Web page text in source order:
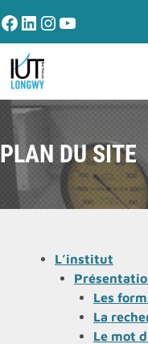
PLAN DU SITE
L’institut
Les
La
Le mot